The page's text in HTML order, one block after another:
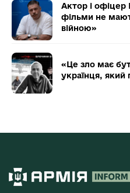
Актор і
фільми не
війною»
«Це зло має
українця, який